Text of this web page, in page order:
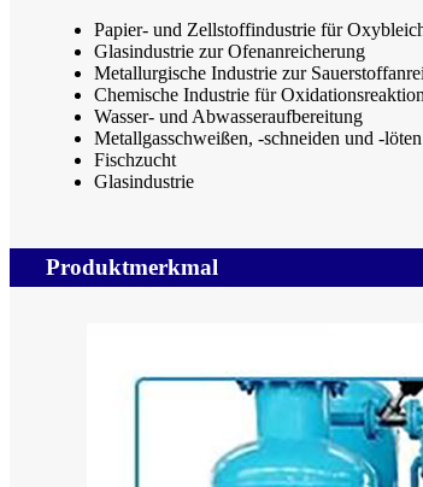
Papier- und Zellstoffindustrie für
Glasindustrie zur Ofenanreicherung
Metallurgische Industrie zur
Chemische Industrie für
Wasser- und Abwasseraufbereitung
Metallgasschweißen, -schneiden und -löten
Fischzucht
Glasindustrie
Produktmerkmal